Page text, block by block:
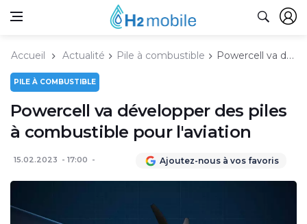
Accueil Actualité Pile à combustible Powercell va développer des piles à combustible pour l'aviation
PILE À COMBUSTIBLE
Powercell va développer des piles
à combustible pour l'aviation
15.02.2023 17:00 Ajoutez-nous à vos favoris